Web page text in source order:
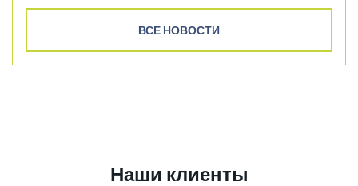
ВСЕ НОВОСТИ
Наши клиенты